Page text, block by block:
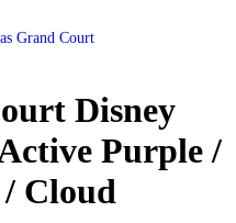
Grand Court
Disney
Purple /
Cloud